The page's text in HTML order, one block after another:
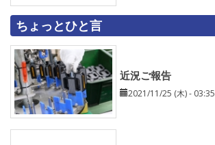
ちょっとひと言
近況ご報告
2021/11/25 (木) - 03:35